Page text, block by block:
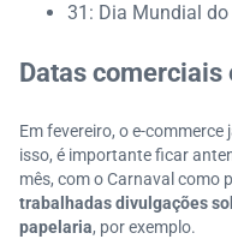
31: Dia Mundial
Datas
Em fevereiro, o e-
isso, é importante ficar
mês, com o Carnaval como
trabalhadas divulgações
papelaria, por exemplo.